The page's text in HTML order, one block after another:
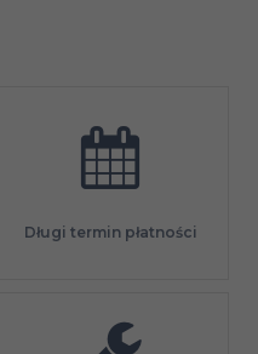
Długi termin płatności